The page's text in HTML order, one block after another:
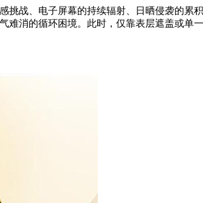
战、电子屏幕的持续辐射、日晒侵袭的累
消的循环困境。此时，仅靠表层遮盖或单